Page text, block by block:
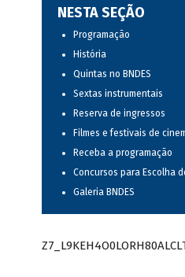
NESTA SEÇÃO
Programação
História
Quintas no BNDES
Sextas instrumentais
Reserva de ingressos
Filmes e festivais de
Receba a programação
Concursos para Escolha
Galeria BNDES